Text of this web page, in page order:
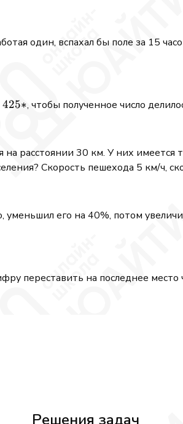
один, вспахал бы поле за 15
425∗, чтобы полученное число
на расстоянии 30 км. У них
Скорость пешехода 5 км/ч,
его на 40%, потом
переставить на последнее место
Решения задач